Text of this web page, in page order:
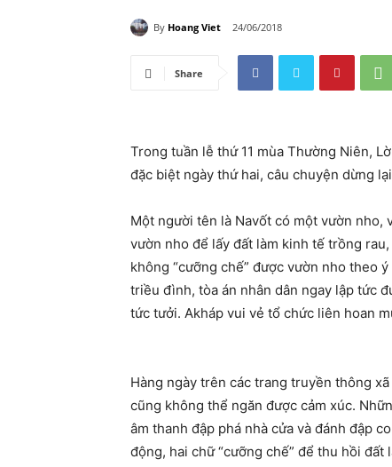
By Hoang Viet 24/06/2018
Share
Trong tuần lễ thứ 11 mùa Thường Niên,
đặc biệt ngày thứ hai, câu chuyện dừng
Một người tên là Navốt có một vườn nho,
vườn nho để lấy đất làm kinh tế trồng
không “cưỡng chế” được vườn nho theo
triều đình, tòa án nhân dân ngay lập tức
tức tưởi. Akháp vui vẻ tổ chức liên hoan
Hàng ngày trên các trang truyền thông
cũng không thể ngăn được cảm xúc.
âm thanh đập phá nhà cửa và đánh đập
động, hai chữ “cưỡng chế” để thu hồi